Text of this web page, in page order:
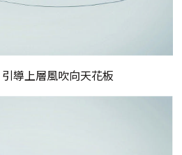
導上層風吹向天花板